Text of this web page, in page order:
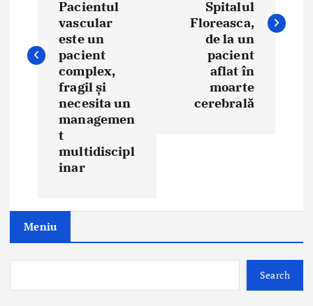
n
a
t
i
o
n
Pacientul
vascular
este un
pacient
complex,
fragil și
necesita un
managemen
t
multidiscipl
inar
Spitalul
Floreasca,
de la un
pacient
aflat în
moarte
cerebrală
Meniu
Search